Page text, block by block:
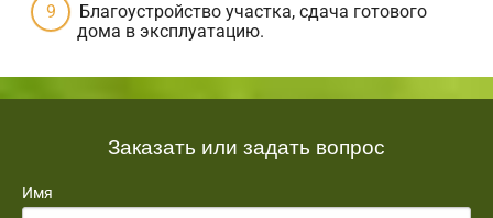
Благоустройство участка, сдача готового
дома в эксплуатацию.
Заказать или задать вопрос
Имя